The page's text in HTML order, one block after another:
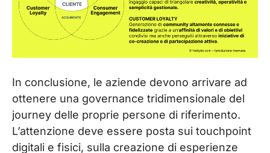
In conclusione, le aziende devono arrivare ad
ottenere una governance tridimensionale del
journey delle proprie persone di riferimento.
L’attenzione deve essere posta sui touchpoint
digitali e fisici, sulla creazione di esperienze